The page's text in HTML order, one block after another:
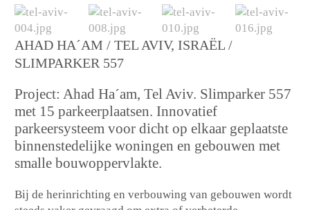
AHAD HA´AM / TEL AVIV, ISRAËL /
SLIMPARKER 557
Project: Ahad Ha´am, Tel Aviv. Slimparker 557
met 15 parkeerplaatsen. Innovatief
parkeersysteem voor dicht op elkaar geplaatste
binnenstedelijke woningen en gebouwen met
smalle bouwoppervlakte.
Bij de herinrichting en verbouwing van gebouwen wordt